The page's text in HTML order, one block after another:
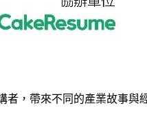
者，帶來不同的產業故事與